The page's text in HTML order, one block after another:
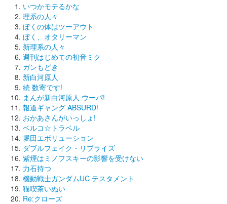
いつかモテるかな
理系の人々
ぼくの体はツーアウト
ぼく、オタリーマン
新理系の人々
週刊はじめての初音ミク
ガンもどき
新白河原人
続 数寄です!
まんが新白河原人 ウーパ!
報道ギャング ABSURD!
おかあさんがいっしょ!
ベルコ☆トラベル
堀田エボリューション
ダブルフェイク・リプライズ
紫煙はミノフスキーの影響を受けない
力石持つ
機動戦士ガンダムUC テスタメント
猫喫茶いぬい
Re:クローズ